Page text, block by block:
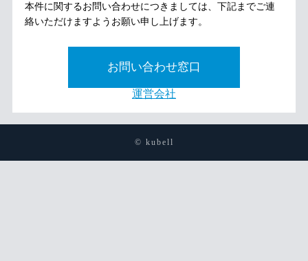
本件に関するお問い合わせにつきましては、下記までご連
絡いただけますようお願い申し上げます。
お問い合わせ窓口
運営会社
© kubell